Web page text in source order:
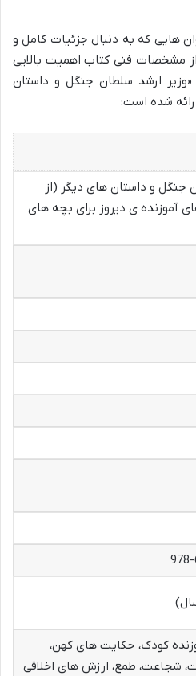
هایی که به دنبال جزئیات کامل و
از مشخصات فنی کتاب اهمیت بالایی
«وزیر ارشد سلطان جنگل و داستان
شده است:
جنگل و داستان های دیگر (از
آموزنده ی دیروز برای بچه های
کودک، حکایت های کهن،
شجاعت، طمع، ارزش های اخلاقی